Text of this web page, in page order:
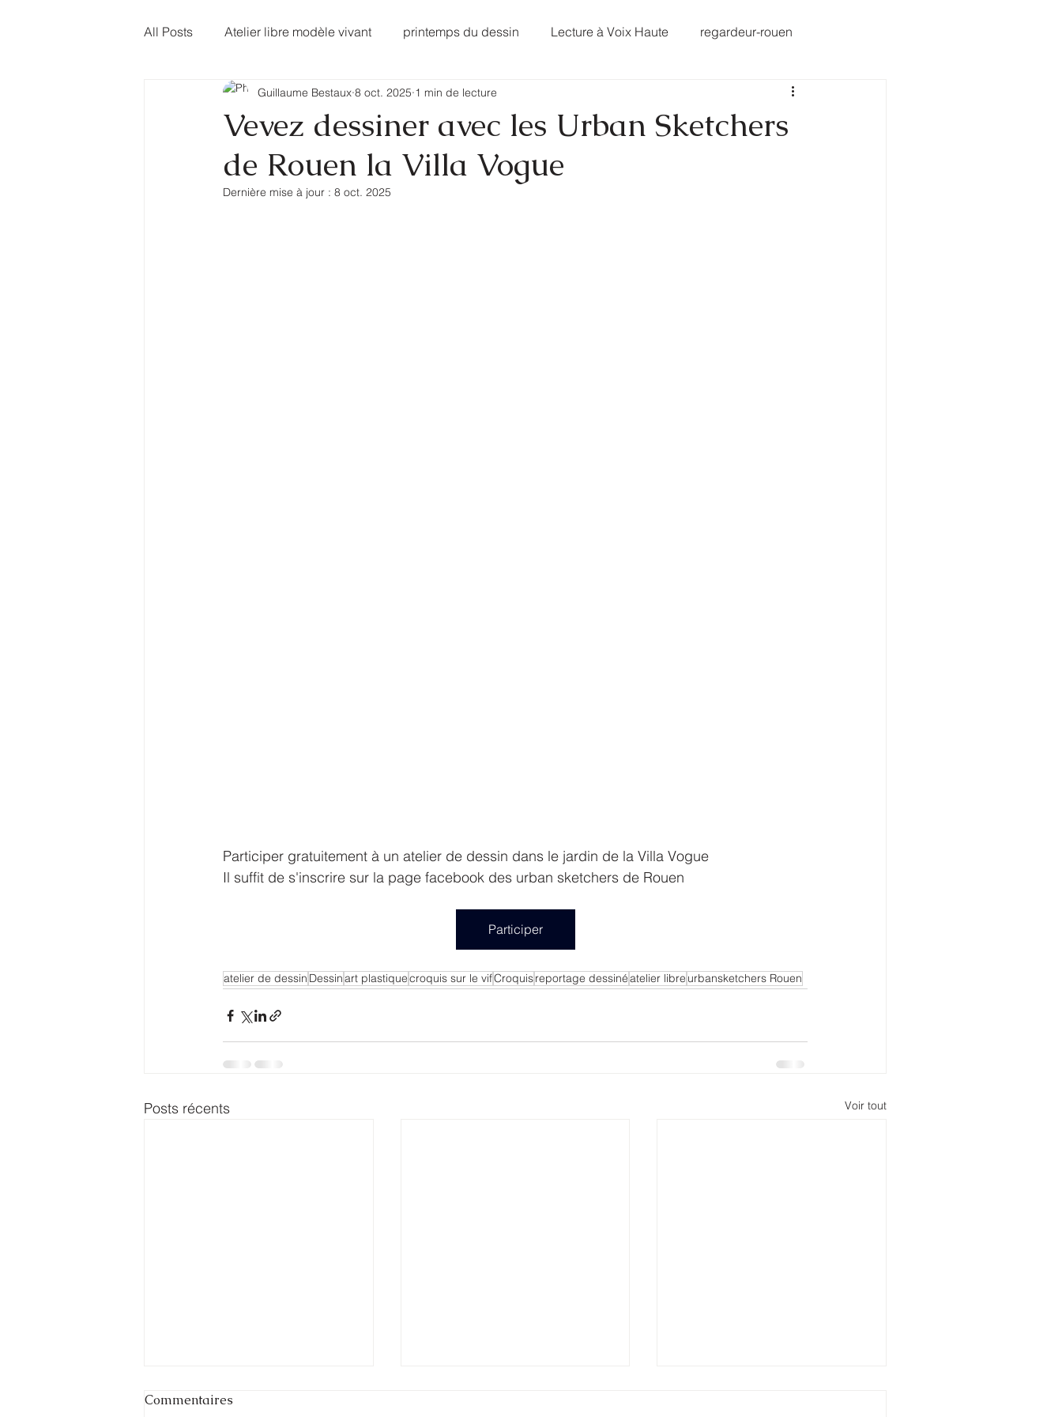
All Posts Atelier libre modèle vivant printemps du dessin Lecture à Voix Haute regardeur-rouen
Atelier lecture à voix haute Atelier bijoux creation
Vevez dessiner avec les Urban Sketchers
de Rouen la Villa Vogue
Guillaume Bestaux 8 oct. 2025 1 min de lecture
Dernière mise à jour : 8 oct. 2025
Participer gratuitement à un atelier de dessin dans le jardin de la Villa Vogue
Il suffit de s'inscrire sur la page facebook des urban sketchers de Rouen
Participer
atelier de dessin Dessinart plastiquecroquis sur le vifCroquisreportage dessinéatelier libre urbansketchers Rouen
Posts récents Voir tout
Commentaires